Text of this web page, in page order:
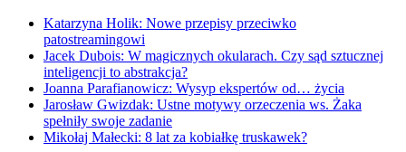
Katarzyna Holik: Nowe przepisy przeciwko
patostreamingowi
Jacek Dubois: W magicznych okularach. Czy sąd sztucznej
inteligencji to abstrakcja?
Joanna Parafianowicz: Wysyp ekspertów od… życia
Jarosław Gwizdak: Ustne motywy orzeczenia ws. Żaka
spełniły swoje zadanie
Mikołaj Małecki: 8 lat za kobiałkę truskawek?